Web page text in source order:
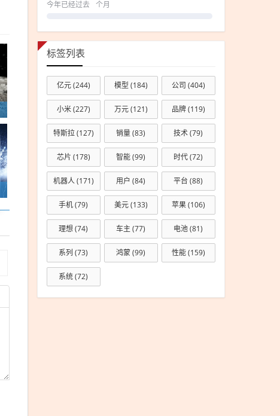
今年已经过去 个月
标签列表
亿元(244) 模型 (184) 公司 (404)
小米(227) 万元(121) 品牌(119)
特斯拉(127) 销量(83) 技术(79)
芯片 (178) 智能(99) 时代(72)
机器人(171) 用户 (84) 平台 (88)
手机(79) 美元(133) 苹果(106)
理想(74) 车主 (77) 电池(81)
系列 (73) 鸿蒙(99) 性能(159)
系统(72)